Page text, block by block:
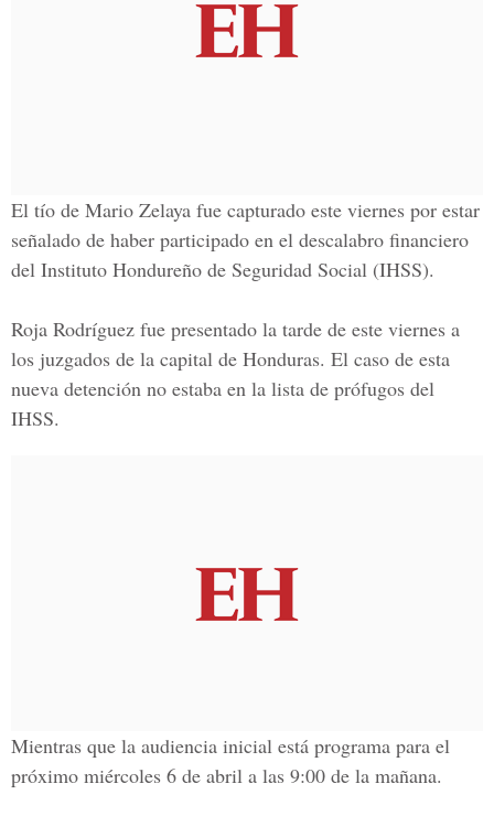
El tío de Mario Zelaya fue capturado este viernes por estar
señalado de haber participado en el descalabro financiero
del Instituto Hondureño de Seguridad Social (IHSS).
Roja Rodríguez fue presentado la tarde de este viernes a
los juzgados de la capital de Honduras. El caso de esta
nueva detención no estaba en la lista de prófugos del
IHSS.
Mientras que la audiencia inicial está programa para el
próximo miércoles 6 de abril a las 9:00 de la mañana.